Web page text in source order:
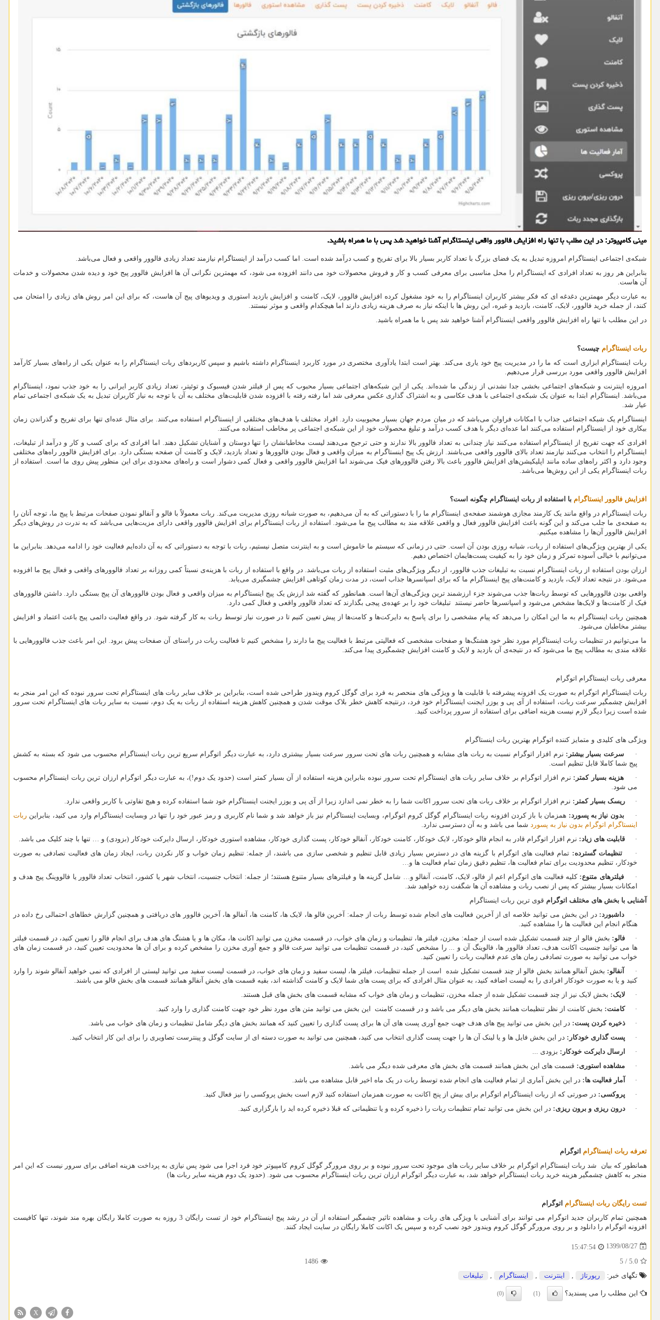
مینی كامپیوتر: در این مطلب با تنها راه افزایش فالوور واقعی اینستاگرام آشنا خواهید شد پس با ما همراه باشید.
شبکه‌ی اجتماعی اینستاگرام امروزه تبدیل به یک فضای بزرگ با تعداد کاربر بسیار بالا برای تفریح و کسب درآمد شده است. اما کسب درآمد از اینستاگرام نیازمند تعداد زیادی فالوور واقعی و فعال می‌باشد.
بنابراین هر روز به تعداد افرادی که اینستاگرام را محل مناسبی برای معرفی کسب و کار و فروش محصولات خود می دانند افزوده می شود، که مهمترین نگرانی آن ها افزایش فالوور پیج خود و دیده شدن محصولات و خدمات
آن هاست.
به عبارت دیگر مهمترین دغدغه ای که فکر بیشتر کاربران اینستاگرام را به خود مشغول کرده افزایش فالوور، لایک، کامنت و افزایش بازدید استوری و ویدیوهای پیج آن هاست، که برای این امر روش های زیادی را امتحان می
کنند، از جمله خرید فالوور، لایک، کامنت، بازدید و غیره، این روش ها با اینکه نیاز به صرف هزینه زیادی دارند اما هیچکدام واقعی و موثر نیستند.
در این مطلب با تنها راه افزایش فالوور واقعی اینستاگرام آشنا خواهید شد پس با ما همراه باشید.
ربات اینستاگرام چیست؟
ربات اینستاگرام ابزاری است که ما را در مدیریت پیج خود یاری می‌کند. بهتر است ابتدا یادآوری مختصری در مورد کاربرد اینستاگرام داشته باشیم و سپس کاربرد‌های ربات اینستاگرام را به عنوان یکی از راه‌های بسیار کارآمد
افزایش فالوور واقعی مورد بررسی قرار می‌دهیم.
امروزه اینترنت و شبکه‌های اجتماعی بخشی جدا نشدنی از زندگی ما شده‌اند. یکی از این شبکه‌های اجتماعی بسیار محبوب که پس از فیلتر شدن فیسبوک و توئیتر، تعداد زیادی کاربر ایرانی را به خود جذب نمود، اینستاگرام
می‌باشد. اینستاگرام ابتدا به عنوان یک شبکه‌ی اجتماعی با هدف عکاسی و به اشتراک گذاری عکس معرفی شد اما رفته رفته با افزوده شدن قابلیت‌های مختلف به آن با توجه به نیاز کاربران تبدیل به یک شبکه‌ی اجتماعی تمام
عیار شد.
اینستاگرام یک شبکه اجتماعی جذاب با امکانات فراوان می‌باشد که در میان مردم جهان بسیار محبوبیت دارد. افراد مختلف با هدف‌های مختلفی از اینستاگرام استفاده می‌کنند. برای مثال عده‌ای تنها برای تفریح و گذراندن زمان
بیکاری خود از اینستاگرام استفاده می‌کنند اما عده‌ای دیگر با هدف کسب درآمد و تبلیغ محصولات خود از این شبکه‌ی اجتماعی پر مخاطب استفاده می‌کنند.
افرادی که جهت تفریح از اینستاگرام استفاده می‌کنند نیاز چندانی به تعداد فالوور بالا ندارند و حتی ترجیح می‌دهند لیست مخاطبانشان را تنها دوستان و آشنایان تشکیل دهند. اما افرادی که برای کسب و کار و درآمد از تبلیغات،
اینستاگرام را انتخاب می‌کنند نیازمند تعداد بالای فالوور واقعی می‌باشند. ارزش یک پیج اینستاگرام به میزان واقعی و فعال بودن فالوورها و تعداد بازدید، لایک و کامنت آن صفحه‌ بستگی دارد. برای افزایش فالوور راه‌های مختلفی
وجود دارد و اکثر راه‌های ساده مانند اپلیکیشن‌های افزایش فالوور باعث بالا رفتن فالوورهای فیک می‌شوند اما افزایش فالوور واقعی و فعال کمی دشوار است و راه‌های محدودی برای این منظور پیش روی ما است. استفاده از
ربات اینستاگرام یکی از این روش‌ها می‌باشد.
افزایش فالوور اینستاگرام با استفاده از ربات اینستاگرام چگونه است؟
ربات اینستاگرام در واقع مانند یک کارمند مجازی هوشمند صفحه‌ی اینستاگرام ما را با دستوراتی که به آن می‌دهیم، به صورت شبانه روزی مدیریت می‌کند. ربات معمولاً با فالو و آنفالو نمودن صفحات مرتبط با پیج ما، توجه آنان را
به صفحه‌ی ما جلب می‌کند و این گونه باعث افزایش فالوور فعال و واقعی علاقه مند به مطالب پیج ما می‌شود. استفاده از ربات اینستاگرام برای افزایش فالوور واقعی دارای مزیت‌هایی می‌باشد که به ندرت در روش‌های دیگر
افزایش فالوور آن‌ها را مشاهده میکنیم.
یکی از بهترین ویژگی‌های استفاده از ربات، شبانه روزی بودن آن است. حتی در زمانی که سیستم ما خاموش است و به اینترنت متصل نیستیم، ربات با توجه به دستوراتی که به آن داده‌ایم فعالیت خود را ادامه می‌دهد. بنابراین ما
می‌توانیم با خیالی آسوده تمرکز و زمان خود را به کیفیت پست‌هایمان اختصاص دهیم.
ارزان بودن استفاده از ربات اینستاگرام نسبت به تبلیغات جذب فالوور، از دیگر ویژگی‌های مثبت استفاده از ربات می‌باشد. در واقع با استفاده از ربات با هزینه‌ی نسبتاً کمی روزانه بر تعداد فالوور‌های واقعی و فعال پیج ما افزوده
می‌شود. در نتیجه تعداد لایک، بازدید و کامنت‌های پیج اینستاگرام ما که برای اسپانسرها جذاب است، در مدت زمان کوتاهی افزایش چشمگیری می‌یابد.
واقعی بودن فالوورهایی که توسط ربات‌ها جذب می‌شوند جزء ارزشمند ترین ویژگی‌های آن‌ها است. همانطور که گفته شد ارزش یک پیج اینستاگرام به میزان واقعی و فعال بودن فالوورهای آن پیج بستگی دارد. داشتن فالوورهای
فیک از کامنت‌ها و لایک‌ها مشخص می‌شود و اسپانسرها حاضر نیستند تبلیغات خود را بر عهده‌ی پیجی بگذارند که تعداد فالوور واقعی و فعال کمی دارد.
همچنین ربات اینستاگرام به ما این امکان را می‌دهد که پیام مشخصی را برای پاسخ‌ به دایرکت‌ها و کامت‌ها از پیش تعیین کنیم تا در صورت نیاز توسط ربات به کار گرفته شود. در واقع فعالیت دائمی پیج باعث اعتماد و افزایش
بیشتر مخاطبان می‌شود.
ما می‌توانیم در تنظیمات ربات اینستاگرام مورد نظر خود هشتگ‌ها و صفحات مشخصی که فعالیتی مرتبط با فعالیت پیج ما دارند را مشخص کنیم تا فعالیت ربات در راستای آن صفحات پیش برود. این امر باعث جذب فالوور‌هایی با
علاقه مندی به مطالب پیج ما می‌شود که در نتیجه‌ی آن بازدید و لایک و کامنت افزایش چشمگیری پیدا می‌کند.
معرفی ربات اینستاگرام اتوگرام
ربات اینستاگرام اتوگرام به صورت یک افزونه پیشرفته با قابلیت ها و ویژگی های منحصر به فرد برای گوگل کروم ویندوز طراحی شده است، بنابراین بر خلاف سایر ربات های اینستاگرام تحت سرور نبوده که این امر منجر به
افزایش چشمگیر سرعت ربات، استفاده از آی پی و یوزر ایجنت اینستاگرام خود فرد، درنتیجه کاهش خطر بلاک موقت شدن و همچنین کاهش هزینه استفاده از ربات به یک دوم، نسبت به سایر ربات های اینستاگرام تحت سرور
شده است زیرا دیگر لازم نیست هزینه اضافی برای استفاده از سرور پرداخت کنید.
ویژگی های کلیدی و متمایز کننده اتوگرام بهترین ربات اینستاگرام
·سرعت بسیار بیشتر: نرم افزار اتوگرام نسبت به ربات های مشابه و همچنین ربات های تحت سرور سرعت بسیار بیشتری دارد، به عبارت دیگر اتوگرام سریع ترین ربات اینستاگرام محسوب می شود که بسته به کشش
پیج شما کاملا قابل تنظیم است.
· هزینه بسیار کمتر: نرم افزار اتوگرام بر خلاف سایر ربات های اینستاگرام تحت سرور نبوده بنابراین هزینه استفاده از آن بسیار کمتر است (حدود یک دوم!)، به عبارت دیگر اتوگرام ارزان ترین ربات اینستاگرام محسوب
می شود.
·ریسک بسیار کمتر: نرم افزار اتوگرام بر خلاف ربات های تحت سرور اکانت شما را به خطر نمی اندازد زیرا از آی پی و یوزر ایجنت اینستاگرام خود شما استفاده کرده و هیچ تفاوتی با کاربر واقعی ندارد.
·بدون نیاز به پسورد: همزمان با باز کردن افزونه ربات اینستاگرام گوگل کروم اتوگرام، وبسایت اینستاگرام نیز باز خواهد شد و شما نام کاربری و رمز عبور خود را تنها در وبسایت اینستاگرام وارد می کنید، بنابراین ربات
اینستاگرام اتوگرام بدون نیاز به پسورد شما می باشد و به آن دسترسی ندارد.
·قابلیت های زیاد: نرم افزار اتوگرام قادر به انجام فالو خودکار، لایک خودکار، کامنت خودکار، آنفالو خودکار، پست گذاری خودکار، مشاهده استوری خودکار، ارسال دایرکت خودکار (بزودی) و … تنها با چند کلیک می باشد.
·تنظیمات گسترده: تمام فعالیت های اتوگرام با گزینه های در دسترس بسیار زیادی قابل تنظیم و شخصی سازی می باشند، از جمله: تنظیم زمان خواب و کار نکردن ربات، ایجاد زمان های فعالیت تصادفی به صورت
خودکار، تنظیم محدودیت برای تمام فعالیت ها، تنظیم دقیق زمان تمام فعالیت ها و…
·فیلترهای متنوع: کلیه فعالیت های اتوگرام اعم از فالو، لایک، کامنت، آنفالو و… شامل گزینه ها و فیلترهای بسیار متنوع هستند؛ از جمله: انتخاب جنسیت، انتخاب شهر یا کشور، انتخاب تعداد فالوور یا فالووینگ پیج هدف و
امکانات بسیار بیشتر که پس از نصب ربات و مشاهده آن ها شگفت زده خواهید شد.
آشنایی با بخش های مختلف اتوگرام قوی ترین ربات اینستاگرام
·داشبورد: در این بخش می توانید خلاصه ای از آخرین فعالیت های انجام شده توسط ربات از جمله: آخرین فالو ها، لایک ها، کامنت ها، آنفالو ها، آخرین فالوور های دریافتی و همچنین گزارش خطاهای احتمالی رخ داده در
هنگام انجام این فعالیت ها را مشاهده کنید.
·فالو: بخش فالو از چند قسمت تشکیل شده است از جمله: مخزن، فیلتر ها، تنظیمات و زمان های خواب، در قسمت مخزن می توانید اکانت ها، مکان ها و یا هشتگ های هدف برای انجام فالو را تعیین کنید، در قسمت فیلتر
ها می توانید جنسیت اکانت هدف، تعداد فالوور ها، فالوینگ آن و ... را مشخص کنید، در قسمت تنظیمات می توانید سرعت فالو و جمع آوری مخزن را مشخص کرده و برای آن ها محدودیت تعیین کنید، در قسمت زمان های
خواب می توانید به صورت تصادفی زمان های عدم فعالیت ربات را تعیین کنید.
·
آنفالو: بخش آنفالو همانند بخش فالو از چند قسمت تشکیل شده است از جمله تنظیمات، فیلتر ها، لیست سفید و زمان های خواب، در قسمت لیست سفید می توانید لیستی از افرادی که نمی خواهید آنفالو شوند را وارد
کنید و یا به صورت خودکار افرادی را به لیست اضافه کنید، به عنوان مثال افرادی که برای پست های شما لایک و کامنت گذاشته اند، بقیه قسمت های بخش آنفالو همانند قسمت های بخش فالو می باشند.
·لایک: بخش لایک نیز از چند قسمت تشکیل شده از جمله مخزن، تنظیمات و زمان های خواب که مشابه قسمت های بخش های قبل هستند.
·کامنت: بخش کامنت از نظر تنظیمات همانند بخش های دیگر می باشد و در قسمت کامنت این بخش می توانید متن های مورد نظر خود جهت کامنت گذاری را وارد کنید.
·ذخیره کردن پست: در این بخش می توانید پیج های هدف جهت جمع آوری پست های آن ها برای پست گذاری را تعیین کنید که همانند بخش های دیگر شامل تنظیمات و زمان های خواب می باشد.
·پست گذاری خودکار: در این بخش فایل ها و یا لینک آن ها را جهت پست گذاری انتخاب می کنید، همچنین می توانید به صورت دسته ای از سایت گوگل و پینترست تصاویری را برای این کار انتخاب کنید.
·
ارسال دایرکت خودکار: بزودی ...
· مشاهده استوری: قسمت های این بخش همانند قسمت های بخش های معرفی شده دیگر می باشد.
·
آمار فعالیت ها: در این بخش آماری از تمام فعالیت های انجام شده توسط ربات در یک ماه اخیر قابل مشاهده می باشد.
·پروکسی: در صورتی که از ربات اینستاگرام اتوگرام برای بیش از پنج اکانت به صورت همزمان استفاده کنید لازم است بخش پروکسی را نیز فعال کنید.
·درون ریزی و برون ریزی: در این بخش می توانید تمام تنظیمات ربات را ذخیره کرده و یا تنظیماتی که قبلا ذخیره کرده اید را بارگزاری کنید.
تعرفه ربات اینستاگرام اتوگرام
همانطور که بیان شد ربات اینستاگرام اتوگرام بر خلاف سایر ربات های موجود تحت سرور نبوده و بر روی مرورگر گوگل کروم کامپیوتر خود فرد اجرا می شود پس نیازی به پرداخت هزینه اضافی برای سرور نیست که این امر
منجر به کاهش چشمگیر هزینه خرید ربات اینستاگرام خواهد شد، به عبارت دیگر اتوگرام ارزان ترین ربات اینستاگرام محسوب می شود. (حدود یک دوم هزینه سایر ربات ها)
تست رایگان ربات اینستاگرام اتوگرام
همچنین تمام کاربران جدید اتوگرام می توانند برای آشنایی با ویژگی های ربات و مشاهده تاثیر چشمگیر استفاده از آن در رشد پیج اینستاگرام خود از تست رایگان 3 روزه به صورت کاملا رایگان بهره مند شوند، تنها کافیست
افزونه اتوگرام را دانلود و بر روی مرورگر گوگل کروم ویندوز خود نصب کرده و سپس یک اکانت کاملا رایگان در سایت ایجاد کنند.
1399/08/27
15:47:54
5.0
/
5
1486
تگهای خبر:
رپورتاژ اینترنت اینستاگرام تبلیغات
این مطلب را می پسندید؟ (1)
(0)
X